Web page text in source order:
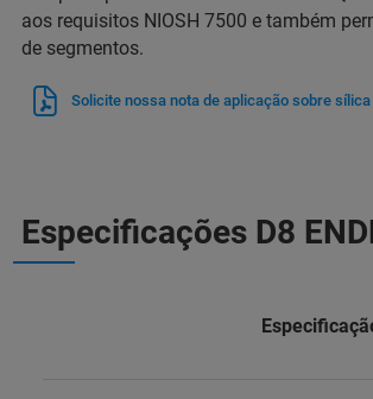
aos requisitos NIOSH 7500 e também
de segmentos.
Solicite nossa nota de aplicação sobre
Especificações D8